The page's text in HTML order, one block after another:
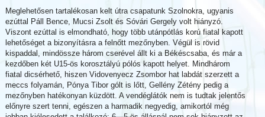
Meglehetősen tartalékosan kelt útra csapatunk Szolnokra, ugyanis
ezúttal Páll Bence, Mucsi Zsolt és Sóvári Gergely volt hiányzó.
Viszont ezúttal is elmondható, hogy több utánpótlás korú fiatal kapott
lehetőséget a bizonyításra a felnőtt mezőnyben. Végül is rövid
kispaddal, mindössze három cserével állt ki a Békéscsaba, és már a
kezdőben két U15-ös korosztályú pólós kapott helyet. Mindhárom
fiatal dicsérhető, hiszen Vidovenyecz Zsombor hat labdát szerzett a
meccs folyamán, Pónya Tibor gólt is lőtt, Gellény Zétény pedig a
mezőnyben hatékonyan küzdött. A vendéglátók nem is tudtak jelentős
előnyre szert tenni, egészen a harmadik negyedig, amikortól még